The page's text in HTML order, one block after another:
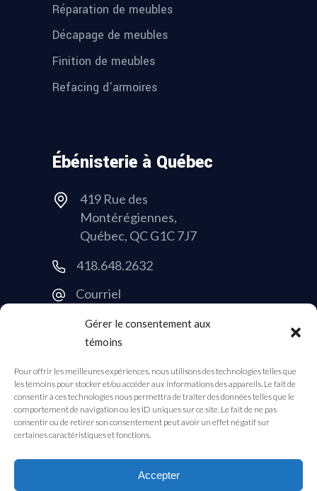
Gérer le consentement aux
témoins
Pour offrir les meilleures expériences, nous utilisons des technologies telles que
les témoins pour stocker et/ou accéder aux informations des appareils. Le fait de
consentir à ces technologies nous permettra de traiter des données telles que le
comportement de navigation ou les ID uniques sur ce site. Le fait de ne pas
consentir ou de retirer son consentement peut avoir un effet négatif sur
certaines caractéristiques et fonctions.
Accepter
Réparation de meubles
Décapage de meubles
Finition de meubles
Refacing d’armoires
Ébénisterie à Québec
419 Rue des
Montérégiennes,
Québec, QC G1C 7J7
418.648.2632
Courriel
Informations ?
Demande de soumission